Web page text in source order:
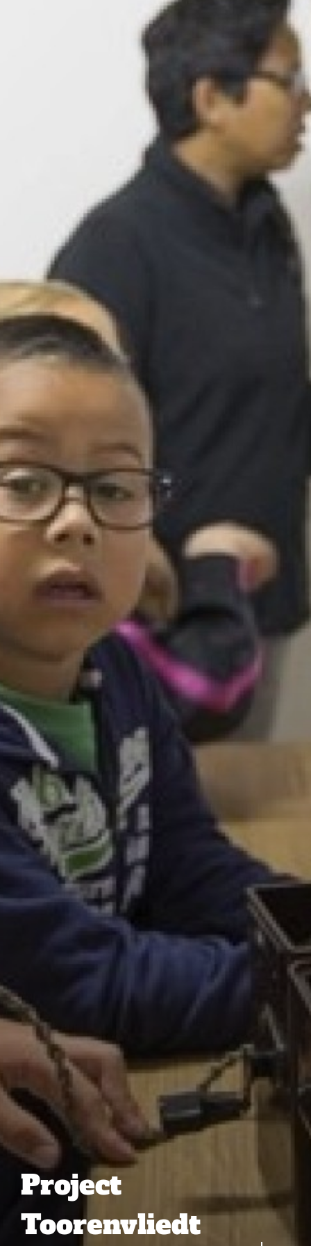
Project
Toorenvliedt